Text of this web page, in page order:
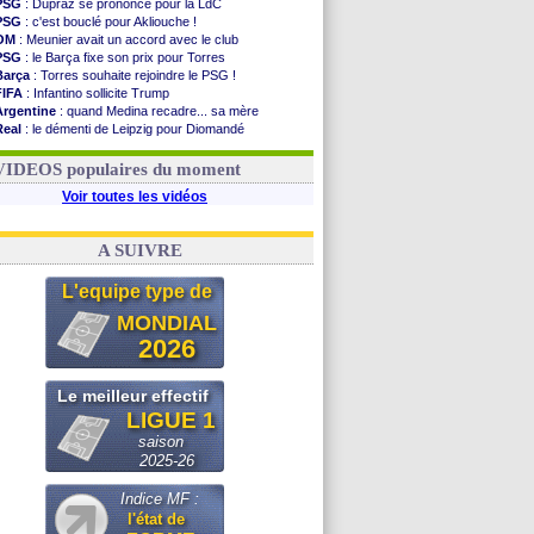
: Dupraz se prononce pour la LdC
: c'est bouclé pour Akliouche !
: Meunier avait un accord avec le club
: le Barça fixe son prix pour Torres
: Torres souhaite rejoindre le PSG !
: Infantino sollicite Trump
: quand Medina recadre... sa mère
: le démenti de Leipzig pour Diomandé
: le conseiller d'Infantino démissionne !
populaires du moment
Voir toutes les vidéos
A SUIVRE
L'equipe type de
MONDIAL
2026
Le meilleur effectif
LIGUE 1
saison
2025-26
Indice MF :
l'état de